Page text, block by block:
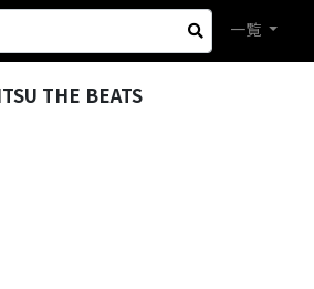
一覧
THE BEATS